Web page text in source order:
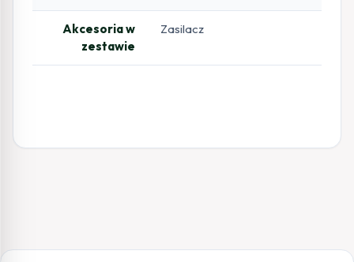
Akcesoria w
zestawie
Zasilacz